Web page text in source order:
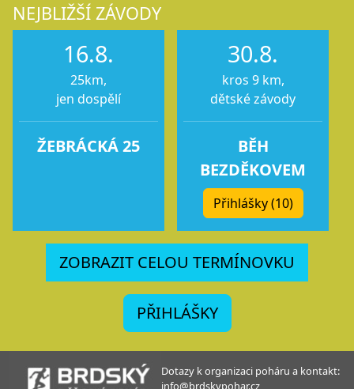
NEJBLIŽŠÍ ZÁVODY
16.8.
25km,
jen dospělí
ŽEBRÁCKÁ 25
30.8.
kros 9 km,
dětské závody
BĚH
BEZDĚKOVEM
Přihlášky (10)
ZOBRAZIT CELOU TERMÍNOVKU
PŘIHLÁŠKY
Dotazy k organizaci poháru a kontakt:
info@brdskypohar.cz